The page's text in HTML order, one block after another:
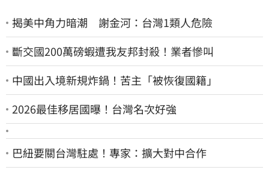
揭美中角力暗潮 謝金河：台灣1類人危險
斷交國200萬磅蝦遭我友邦封殺！業者慘叫
中國出入境新規炸鍋！苦主「被恢復國籍」
2026最佳移居國曝！台灣名次好強
巴紐要關台灣駐處！專家：擴大對中合作